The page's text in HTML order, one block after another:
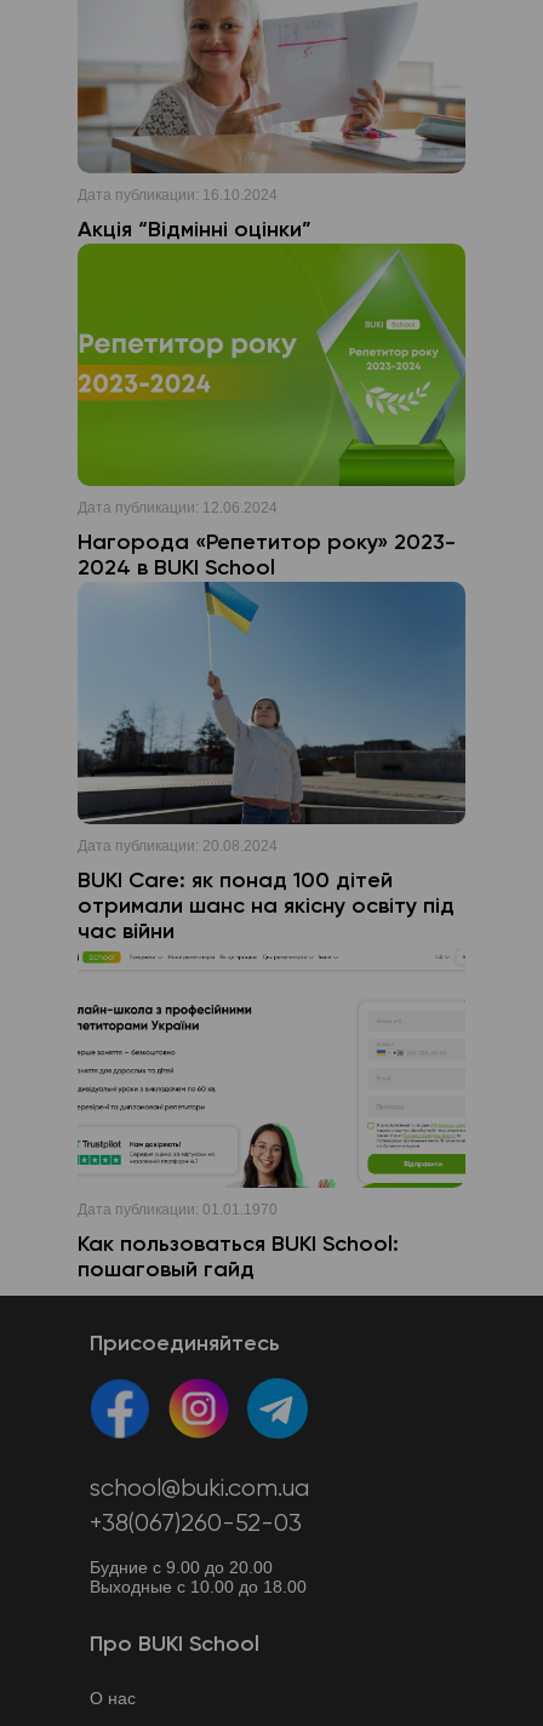
Дата публикации: 16.10.2024
Акція “Відмінні оцінки”
Дата публикации: 12.06.2024
Нагорода «Репетитор року» 2023-
2024 в BUKI School
Дата публикации: 20.08.2024
BUKI Care: як понад 100 дітей
отримали шанс на якісну освіту під
час війни
Дата публикации: 01.01.1970
Как пользоваться BUKI School:
пошаговый гайд
Присоединяйтесь
school@buki.com.ua
+38(067)260-52-03
Будние с 9.00 до 20.00
Выходные с 10.00 до 18.00
Про BUKI School
О нас